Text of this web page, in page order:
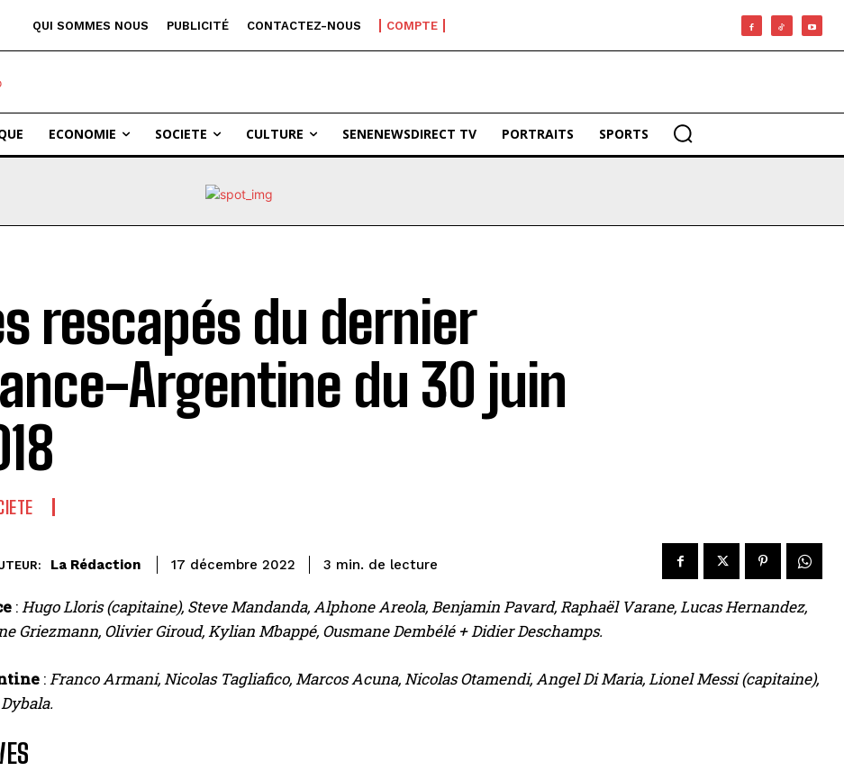
QUI SOMMES NOUS PUBLICITÉ CONTACTEZ-NOUS COMPTE
ECONOMIE SOCIETE CULTURE SENENEWSDIRECT TV PORTRAITS SPORTS
rescapés du dernier
Argentine du 30 juin
La Rédaction 17 décembre 2022 3 min. de lecture
:Hugo Lloris (capitaine), Steve Mandanda, Alphone Areola, Benjamin Pavard, Raphaël Varane, Lucas Hernandez,
Griezmann, Olivier Giroud, Kylian Mbappé, Ousmane Dembélé + Didier Deschamps.
:Franco Armani, Nicolas Tagliafico, Marcos Acuna, Nicolas Otamendi, Angel Di Maria, Lionel Messi (capitaine),